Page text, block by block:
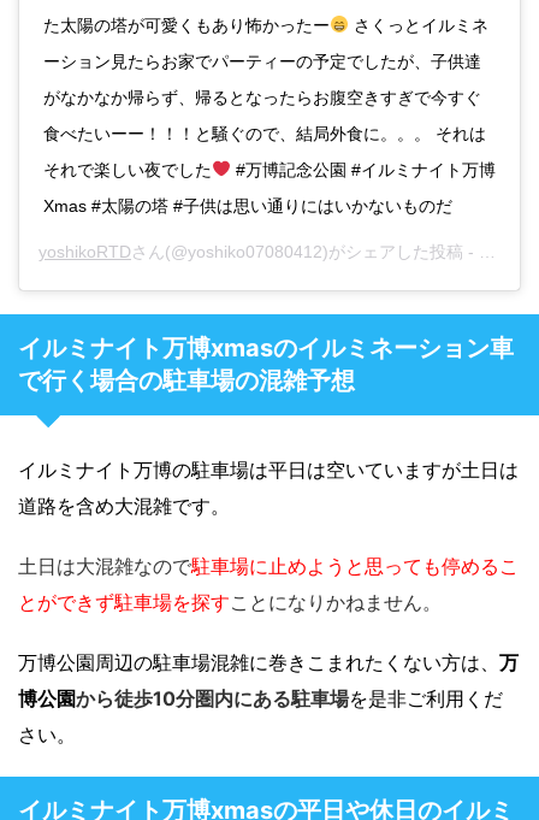
た太陽の塔が可愛くもあり怖かったー
さくっとイルミネ
ーション見たらお家でパーティーの予定でしたが、子供達
がなかなか帰らず、帰るとなったらお腹空きすぎで今すぐ
食べたいーー！！！と騒ぐので、結局外食に。。。 それは
それで楽しい夜でした
#万博記念公園 #イルミナイト万博
Xmas #太陽の塔 #子供は思い通りにはいかないものだ
yoshikoRTDさん(@yoshiko07080412)がシェアした投稿 -
イルミナイト万博xmasのイルミネーション車
で行く場合の駐車場の混雑予想
イルミナイト万博の駐車場は平日は空いていますが土日は
道路を含め大混雑です。
土日は大混雑なので駐車場に止めようと思っても停めるこ
とができず駐車場を探すことになりかねません。
万博公園周辺の駐車場混雑に巻きこまれたくない方は、 万
博公園から徒歩10分圏内にある駐車場を是非ご利用くだ
さい。
イルミナイト万博xmasの平日や休日のイルミ